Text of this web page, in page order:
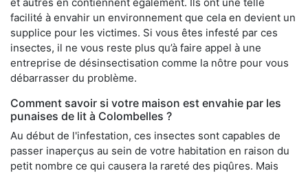
facilité à envahir un environnement que cela en devient un
supplice pour les victimes. Si vous êtes infesté par ces
insectes, il ne vous reste plus qu’à faire appel à une
entreprise de désinsectisation comme la nôtre pour vous
débarrasser du problème.
Comment savoir si votre maison est envahie par les
punaises de lit à Colombelles ?
Au début de l'infestation, ces insectes sont capables de
passer inaperçus au sein de votre habitation en raison du
petit nombre ce qui causera la rareté des piqûres. Mais